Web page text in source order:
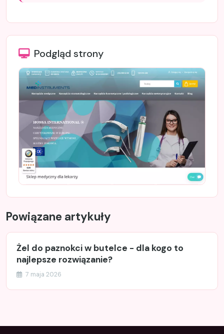
Podgląd strony
Powiązane artykuły
Żel do paznokci w butelce - dla kogo to
najlepsze rozwiązanie?
7 maja 2026